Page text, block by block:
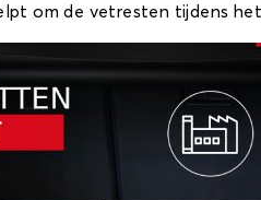
om de vetresten tijdens